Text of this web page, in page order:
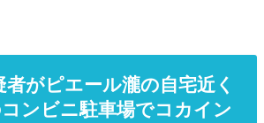
者がピエール瀧の自宅近く
ンビニ駐車場でコカイン